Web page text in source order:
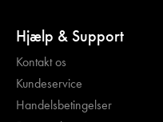
Hjælp & Support
Kontakt os
Kundeservice
Handelsbetingelser